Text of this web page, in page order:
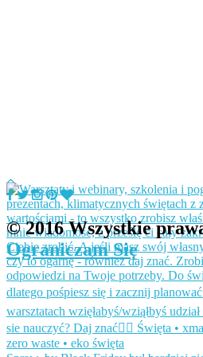
© 2016 Wszystkie
Ograniczam Się